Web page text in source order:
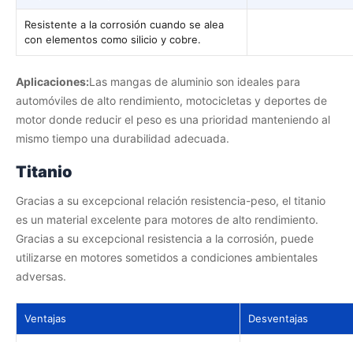
Resistente a la corrosión cuando se alea
con elementos como silicio y cobre.
Aplicaciones:Las mangas de aluminio son ideales para
automóviles de alto rendimiento, motocicletas y deportes de
motor donde reducir el peso es una prioridad manteniendo al
mismo tiempo una durabilidad adecuada.
Titanio
Gracias a su excepcional relación resistencia-peso, el titanio
es un material excelente para motores de alto rendimiento.
Gracias a su excepcional resistencia a la corrosión, puede
utilizarse en motores sometidos a condiciones ambientales
adversas.
Ventajas Desventajas